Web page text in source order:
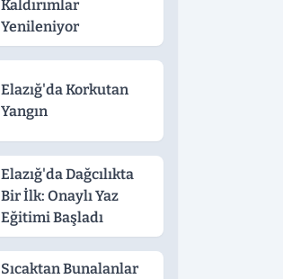
Kaldırımlar
Yenileniyor
Elazığ'da Korkutan
Yangın
Elazığ'da Dağcılıkta
Bir İlk: Onaylı Yaz
Eğitimi Başladı
Sıcaktan Bunalanlar